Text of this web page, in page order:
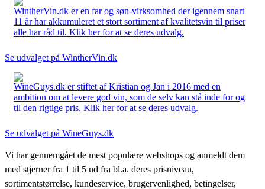
WintherVin.dk er en far og søn-virksomhed der igennem snart
11 år har akkumuleret et stort sortiment af kvalitetsvin til priser
alle har råd til. Klik her for at se deres udvalg.
Se udvalget på WintherVin.dk
WineGuys.dk er stiftet af Kristian og Jan i 2016 med en
ambition om at levere god vin, som de selv kan stå inde for og
til den rigtige pris. Klik her for at se deres udvalg.
Se udvalget på WineGuys.dk
Vi har gennemgået de mest populære webshops og anmeldt dem
med stjerner fra 1 til 5 ud fra bl.a. deres prisniveau,
sortimentstørrelse, kundeservice, brugervenlighed, betingelser,